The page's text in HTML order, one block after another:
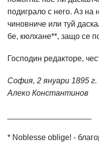
подиграло с него. Аз на
чиновниче или туй
бе, кюлхане**, защо се
Господин редакторе,
София, 2 януари 1895 г.
Алеко Константинов
* Noblesse oblige! -